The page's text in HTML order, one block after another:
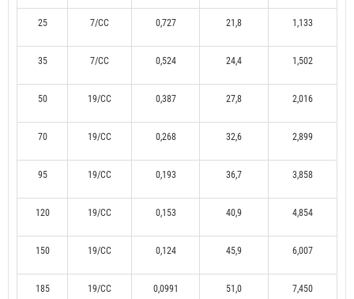
25 7/CC 0,727 21,8 1,133
35 7/CC 0,524 24,4 1,502
50 19/CC 0,387 27,8 2,016
70 19/CC 0,268 32,6 2,899
95 19/CC 0,193 36,7 3,858
120 19/CC 0,153 40,9 4,854
150 19/CC 0,124 45,9 6,007
185 19/CC 0,0991 51,0 7,450